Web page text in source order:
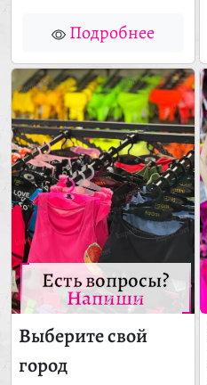
Есть вопросы?
Напиши
Выберите свой
город
Подробнее